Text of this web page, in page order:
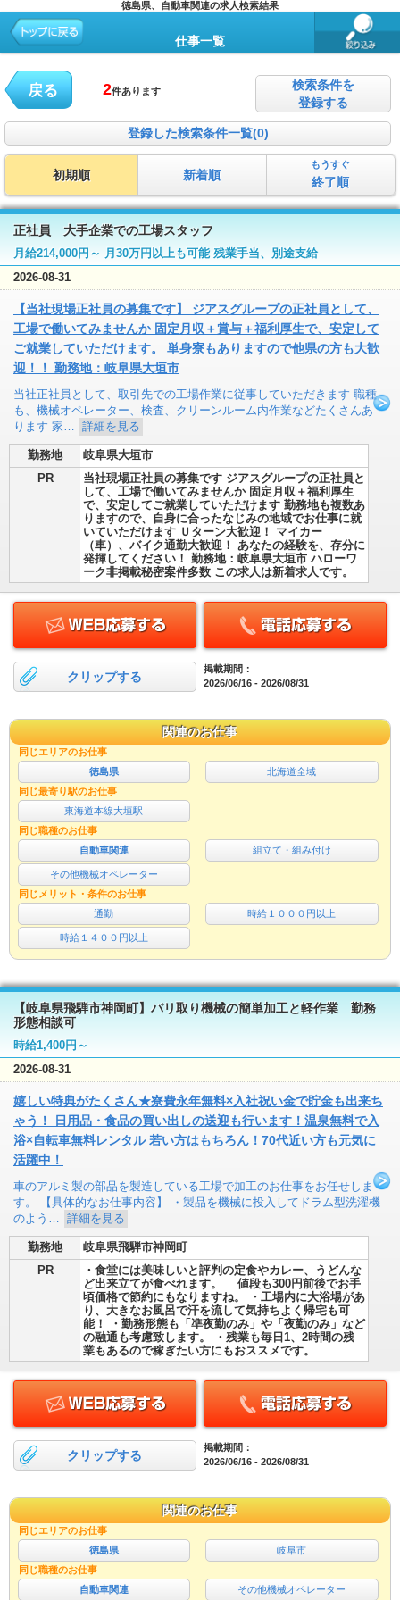
徳島県、自動車関連の求人検索結果
仕事一覧
戻る 2件あります
検索条件を
登録する
登録した検索条件一覧(0)
初期順 新着順
もうすぐ
終了順
正社員 大手企業での工場スタッフ
月給214,000円～ 月30万円以上も可能 残業手当、別途支給
2026-08-31
【当社現場正社員の募集です】 ジアスグループの正社員として、
工場で働いてみませんか 固定月収＋賞与＋福利厚生で、安定して
ご就業していただけます。 単身寮もありますので他県の方も大歓
迎！！ 勤務地：岐阜県大垣市
当社正社員として、取引先での工場作業に従事していただきます 職種
も、機械オペレーター、検査、クリーンルーム内作業などたくさんあ
ります 家…
詳細を見る
勤務地
岐阜県大垣市
PR
当社現場正社員の募集です ジアスグループの正社員と
して、工場で働いてみませんか 固定月収＋福利厚生
で、安定してご就業していただけます 勤務地も複数あ
りますので、自身に合ったなじみの地域でお仕事に就
いていただけます Ｕターン大歓迎！ マイカー
（車）、バイク通勤大歓迎！ あなたの経験を、存分に
発揮してください！ 勤務地：岐阜県大垣市 ハローワ
ーク非掲載秘密案件多数 この求人は新着求人です。
クリップする
掲載期間：
2026/06/16 - 2026/08/31
関連のお仕事
同じエリアのお仕事
徳島県
北海道全域
同じ最寄り駅のお仕事
東海道本線大垣駅
同じ職種のお仕事
自動車関連
組立て・組み付け
その他機械オペレーター
同じメリット・条件のお仕事
通勤
時給１０００円以上
時給１４００円以上
【岐阜県飛騨市神岡町】バリ取り機械の簡単加工と軽作業 勤務
形態相談可
時給1,400円～
2026-08-31
嬉しい特典がたくさん★寮費永年無料×入社祝い金で貯金も出来ち
ゃう！ 日用品・食品の買い出しの送迎も行います！温泉無料で入
浴×自転車無料レンタル 若い方はもちろん！70代近い方も元気に
活躍中！
車のアルミ製の部品を製造している工場で加工のお仕事をお任せしま
す。 【具体的なお仕事内容】 ・製品を機械に投入してドラム型洗濯機
のよう…
詳細を見る
勤務地
岐阜県飛騨市神岡町
PR
・食堂には美味しいと評判の定食やカレー、うどんな
ど出来立てが食べれます。 値段も300円前後でお手
頃価格で節約にもなりますね。 ・工場内に大浴場があ
り、大きなお風呂で汗を流して気持ちよく帰宅も可
能！ ・勤務形態も「凖夜勤のみ」や「夜勤のみ」など
の融通も考慮致します。 ・残業も毎日1、2時間の残
業もあるので稼ぎたい方にもおススメです。
クリップする
掲載期間：
2026/06/16 - 2026/08/31
関連のお仕事
同じエリアのお仕事
徳島県
岐阜市
同じ職種のお仕事
自動車関連
その他機械オペレーター